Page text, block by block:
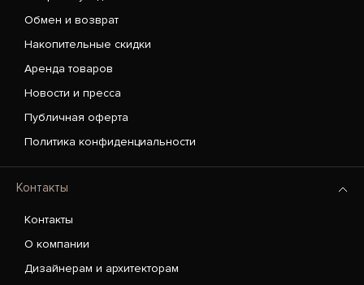
Обмен и возврат
Накопительные скидки
Аренда товаров
Новости и пресса
Публичная оферта
Политика конфиденциальности
Контакты
Контакты
О компании
Дизайнерам и архитекторам